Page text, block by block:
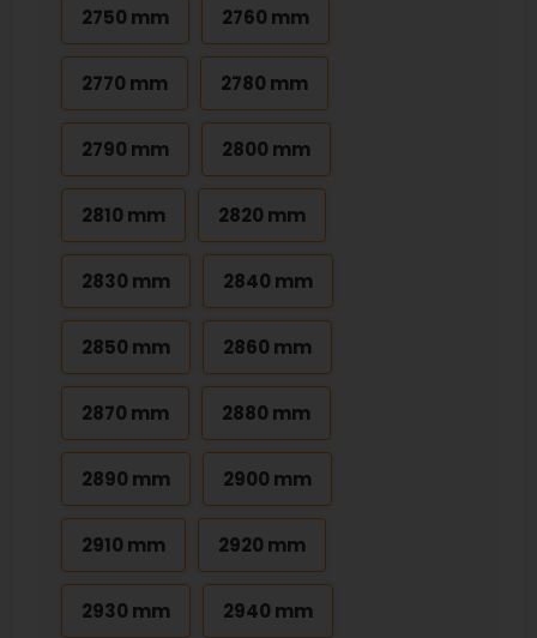
2750 mm 2760 mm
2770 mm 2780 mm
2790 mm 2800 mm
2810 mm 2820 mm
2830 mm 2840 mm
2850 mm 2860 mm
2870 mm 2880 mm
2890 mm 2900 mm
2910 mm 2920 mm
2930 mm 2940 mm